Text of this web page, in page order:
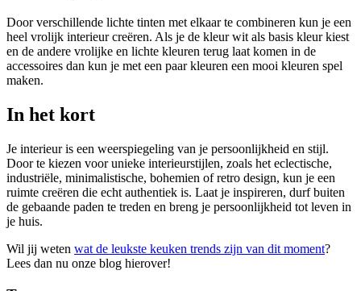
Door verschillende lichte tinten met elkaar te combineren kun je een
heel vrolijk interieur creëren. Als je de kleur wit als basis kleur kiest
en de andere vrolijke en lichte kleuren terug laat komen in de
accessoires dan kun je met een paar kleuren een mooi kleuren spel
maken.
In het kort
Je interieur is een weerspiegeling van je persoonlijkheid en stijl.
Door te kiezen voor unieke interieurstijlen, zoals het eclectische,
industriële, minimalistische, bohemien of retro design, kun je een
ruimte creëren die echt authentiek is. Laat je inspireren, durf buiten
de gebaande paden te treden en breng je persoonlijkheid tot leven in
je huis.
Wil jij weten wat de leukste keuken trends zijn van dit moment?
Lees dan nu onze blog hierover!